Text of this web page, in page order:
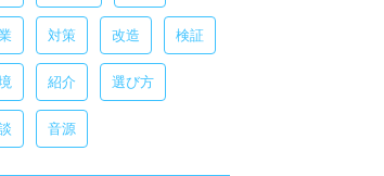
対策 改造 検証
紹介 選び方
音源